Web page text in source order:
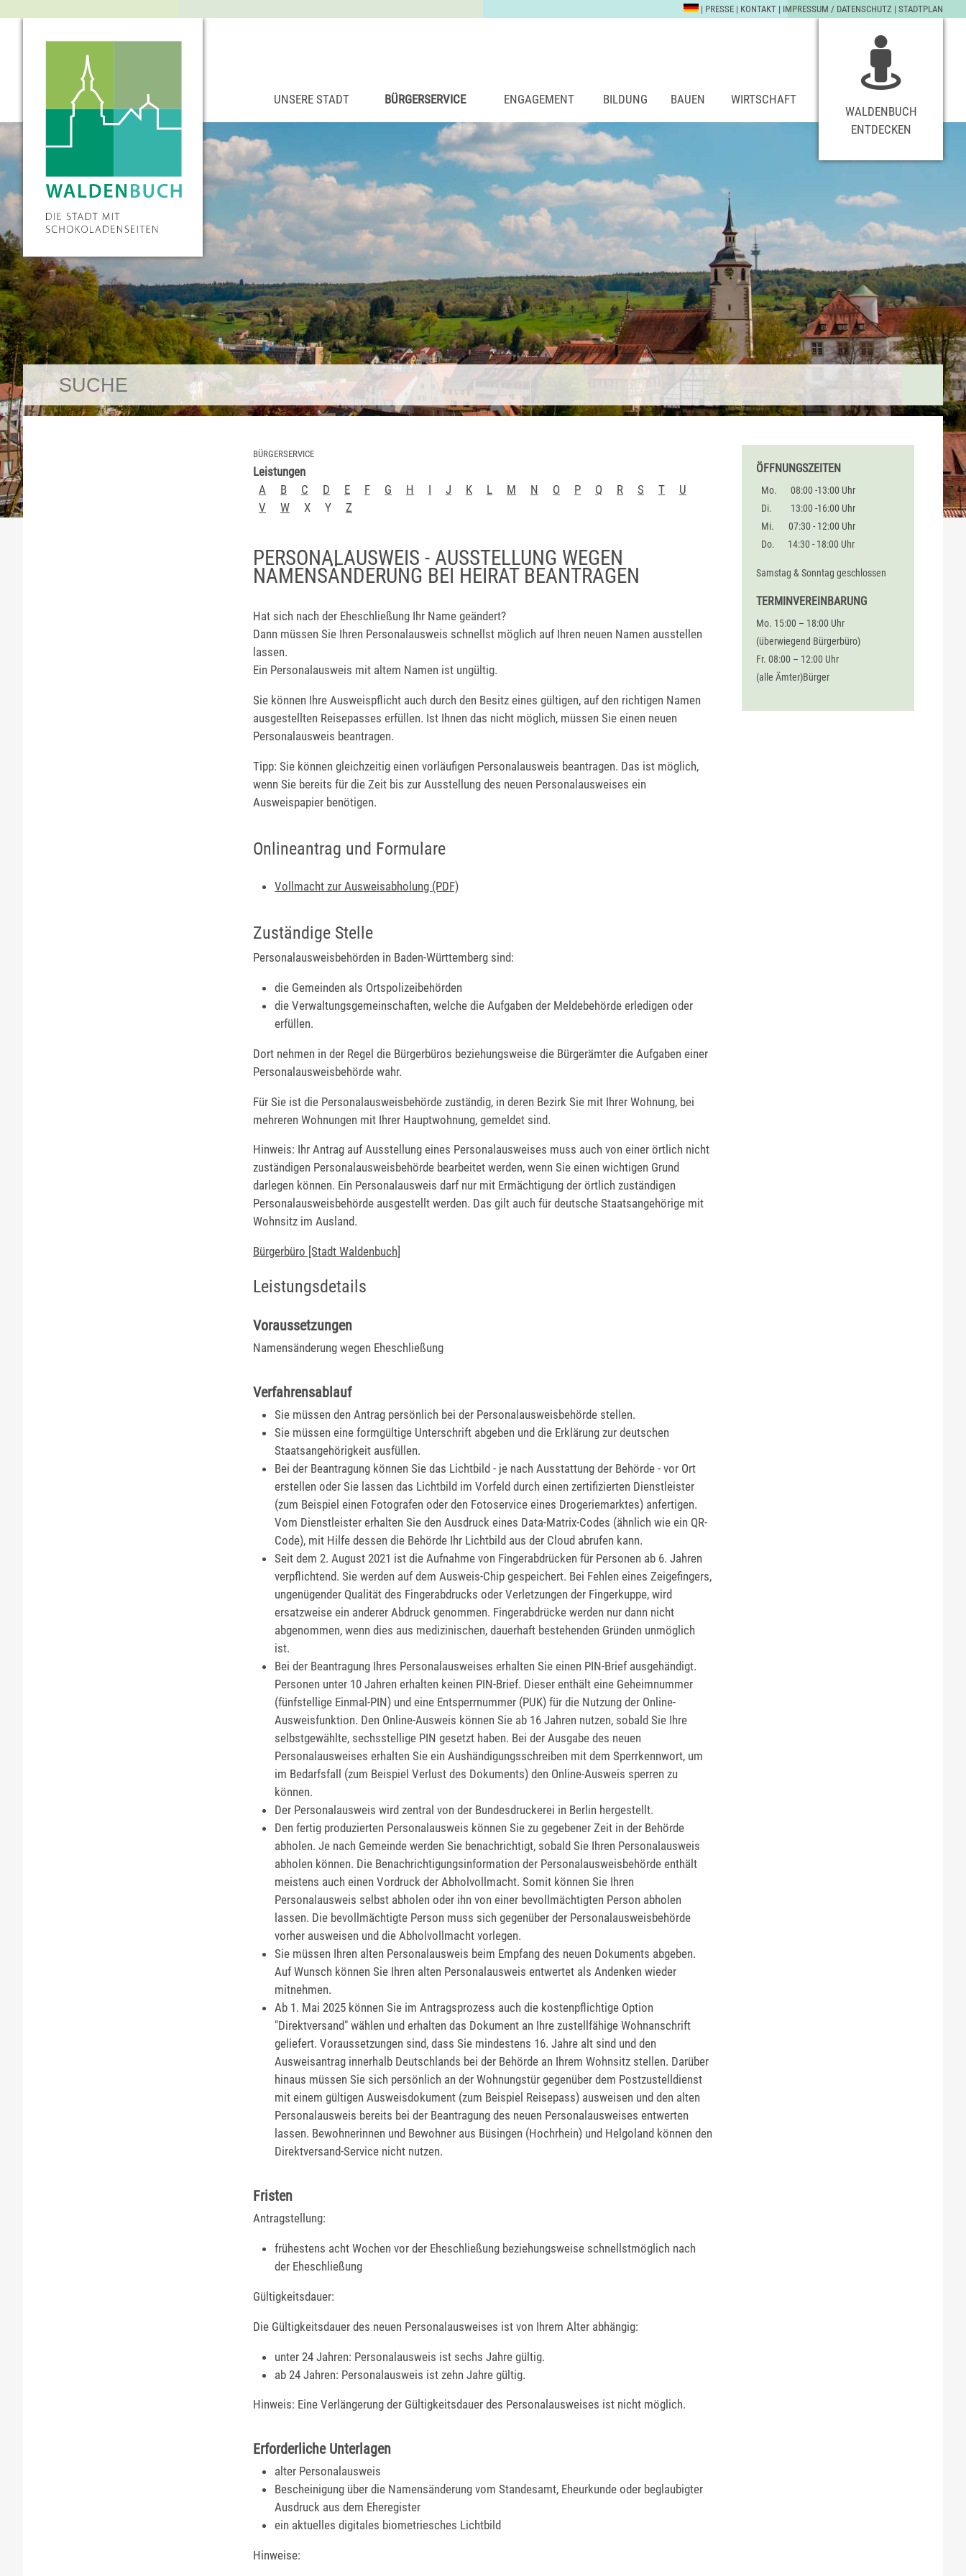
| PRESSE | KONTAKT | IMPRESSUM / DATENSCHUTZ | STADTPLAN
UNSERE STADT BÜRGERSERVICE ENGAGEMENT BILDUNG BAUEN
WIRTSCHAFT
WALDENBUCH
ENTDECKEN
BÜRGERSERVICE
Leistungen
A
B C D E F G H I J K L M N O P Q R S T
U
V
W X Y Z
PERSONALAUSWEIS - AUSSTELLUNG WEGEN
NAMENSÄNDERUNG BEI HEIRAT BEANTRAGEN
Hat sich nach der Eheschließung Ihr Name geändert?
Dann müssen Sie Ihren Personalausweis schnellst möglich auf Ihren neuen Namen ausstellen
lassen.
Ein Personalausweis mit altem Namen ist ungültig.
Sie können Ihre Ausweispflicht auch durch den Besitz eines gültigen, auf den richtigen Namen
ausgestellten Reisepasses erfüllen. Ist Ihnen das nicht möglich, müssen Sie einen neuen
Personalausweis beantragen.
Tipp: Sie können gleichzeitig einen vorläufigen Personalausweis beantragen. Das ist möglich,
wenn Sie bereits für die Zeit bis zur Ausstellung des neuen Personalausweises ein
Ausweispapier benötigen.
Onlineantrag und Formulare
Vollmacht zur Ausweisabholung (PDF)
Zuständige Stelle
Personalausweisbehörden in Baden-Württemberg sind:
die Gemeinden als Ortspolizeibehörden
die Verwaltungsgemeinschaften, welche die Aufgaben der Meldebehörde erledigen oder
erfüllen.
Dort nehmen in der Regel die Bürgerbüros beziehungsweise die Bürgerämter die Aufgaben einer
Personalausweisbehörde wahr.
Für Sie ist die Personalausweisbehörde zuständig, in deren Bezirk Sie mit Ihrer Wohnung, bei
mehreren Wohnungen mit Ihrer Hauptwohnung, gemeldet sind.
Hinweis: Ihr Antrag auf Ausstellung eines Personalausweises muss auch von einer örtlich nicht
zuständigen Personalausweisbehörde bearbeitet werden, wenn Sie einen wichtigen Grund
darlegen können. Ein Personalausweis darf nur mit Ermächtigung der örtlich zuständigen
Personalausweisbehörde ausgestellt werden. Das gilt auch für deutsche Staatsangehörige mit
Wohnsitz im Ausland.
Bürgerbüro [Stadt Waldenbuch]
Leistungsdetails
Voraussetzungen
Namensänderung wegen Eheschließung
Verfahrensablauf
Sie müssen den Antrag persönlich bei der Personalausweisbehörde stellen.
Sie müssen eine formgültige Unterschrift abgeben und die Erklärung zur deutschen
Staatsangehörigkeit ausfüllen.
Bei der Beantragung können Siedas Lichtbild - je nach Ausstattung der Behörde - vor Ort
erstellen oder Sie lassen das Lichtbild im Vorfeld durch einen zertifizierten Dienstleister
(zum Beispiel einen Fotografen oder den Fotoservice eines Drogeriemarktes) anfertigen.
Vom Dienstleister erhalten Sie den Ausdruck eines Data-Matrix-Codes (ähnlich wie ein QR-
Code), mit Hilfe dessen die Behörde Ihr Lichtbild aus der Cloud abrufen kann.
Seit dem 2. August 2021 ist die Aufnahme von Fingerabdrücken für Personen ab 6. Jahren
verpflichtend. Sie werden auf dem Ausweis-Chip gespeichert. Bei Fehlen eines Zeigefingers,
ungenügender Qualität des Fingerabdrucks oder Verletzungen der Fingerkuppe, wird
ersatzweise ein anderer Abdruck genommen. Fingerabdrücke werden nur dann nicht
abgenommen, wenn dies aus medizinischen, dauerhaft bestehenden Gründen unmöglich
ist.
Bei der Beantragung Ihres Personalausweises erhalten Sieeinen PIN-Brief ausgehändigt.
Personen unter 10 Jahren erhalten keinen PIN-Brief. Dieser enthält eine Geheimnummer
(fünfstellige Einmal-PIN) und eine Entsperrnummer (PUK) für die Nutzung der Online-
Ausweisfunktion. Den Online-Ausweis können Sie ab 16 Jahren nutzen, sobald Sie Ihre
selbstgewählte, sechsstellige PIN gesetzt haben. Bei der Ausgabe des neuen
Personalausweises erhalten Sie ein Aushändigungsschreiben mit dem Sperrkennwort, um
im Bedarfsfall (zum Beispiel Verlust des Dokuments) den Online-Ausweis sperren zu
können.
Der Personalausweis wird zentral von der Bundesdruckerei in Berlin hergestellt.
Den fertig produzierten Personalausweis können Sie zu gegebener Zeit in der Behörde
abholen. Je nach Gemeinde werden Sie benachrichtigt, sobald Sie Ihren Personalausweis
abholen können. Die Benachrichtigungsinformation der Personalausweisbehörde enthält
meistens auch einen Vordruck der Abholvollmacht. Somit können Sie Ihren
Personalausweis selbst abholen oder ihn von einer bevollmächtigten Person abholen
lassen. Die bevollmächtigte Person muss sich gegenüber der Personalausweisbehörde
vorher ausweisen und die Abholvollmacht vorlegen.
Sie müssen Ihren alten Personalausweis beim Empfang des neuen Dokuments abgeben.
Auf Wunsch können Sie Ihren alten Personalausweis entwertet als Andenken wieder
mitnehmen.
Ab 1. Mai 2025 können Sie im Antragsprozess auch die kostenpflichtige Option
"Direktversand" wählen und erhalten das Dokument an Ihre zustellfähige Wohnanschrift
geliefert. Voraussetzungen sind, dass Sie mindestens 16. Jahre alt sind und den
Ausweisantrag innerhalb Deutschlands bei der Behörde an Ihrem Wohnsitz stellen. Darüber
hinaus müssen Sie sich persönlich an der Wohnungstür gegenüber dem Postzustelldienst
mit einem gültigen Ausweisdokument (zum Beispiel Reisepass) ausweisen und den alten
Personalausweis bereits bei der Beantragung des neuen Personalausweises entwerten
lassen. Bewohnerinnen und Bewohner aus Büsingen (Hochrhein) und Helgoland können den
Direktversand-Service nicht nutzen.
Fristen
Antragstellung:
frühestens acht Wochen vor der Eheschließung beziehungsweise schnellstmöglich nach
der Eheschließung
Gültigkeitsdauer:
Die Gültigkeitsdauer des neuen Personalausweises ist von Ihrem Alter abhängig:
unter 24 Jahren: Personalausweis ist sechs Jahre gültig.
ab 24 Jahren: Personalausweis ist zehn Jahre gültig.
Hinweis: Eine Verlängerung der Gültigkeitsdauer des Personalausweises ist nicht möglich.
Erforderliche Unterlagen
alter Personalausweis
Bescheinigung über die Namensänderung vom Standesamt, Eheurkunde oder beglaubigter
Ausdruck aus dem Eheregister
ein aktuelles digitales biometriesches Lichtbild
Hinweise:
ÖFFNUNGSZEITEN
Mo.
08:00 -13:00 Uhr
Di.
13:00 -16:00 Uhr
Mi.
07:30 - 12:00 Uhr
Do.
14:30 - 18:00 Uhr
Samstag & Sonntag geschlossen
TERMINVEREINBARUNG
Mo. 15:00 – 18:00 Uhr
(überwiegend Bürgerbüro)
Fr. 08:00 – 12:00 Uhr
(alle Ämter)Bürger